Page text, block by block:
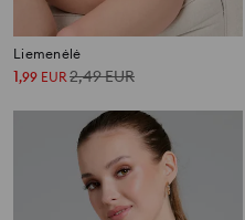
Liemenėlė
1,99 EUR2,49EUR